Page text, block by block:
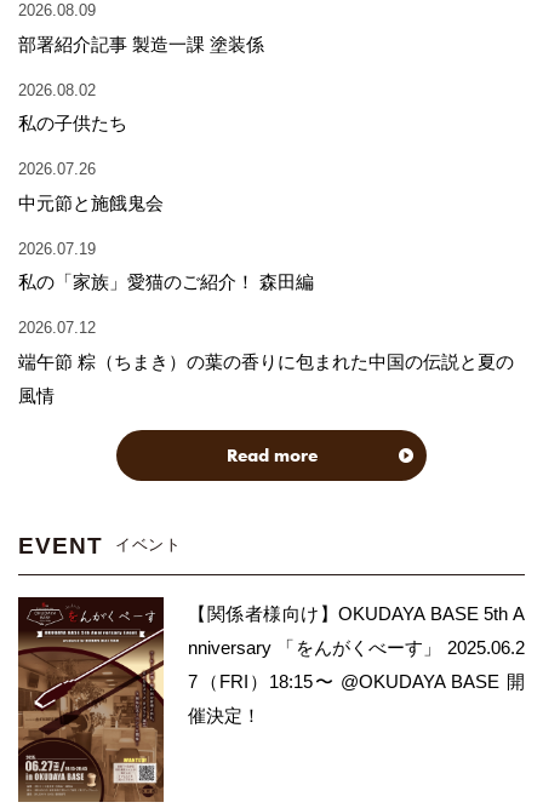
2026.08.09
部署紹介記事 製造一課 塗装係
2026.08.02
私の子供たち
2026.07.26
中元節と施餓鬼会
2026.07.19
私の「家族」愛猫のご紹介！ 森田編
2026.07.12
端午節 粽（ちまき）の葉の香りに包まれた中国の伝説と夏の
風情
Read more
EVENT イベント
【関係者様向け】OKUDAYA BASE 5th A
nniversary 「をんがくべーす」 2025.06.2
7（FRI）18:15〜 @OKUDAYA BASE 開
催決定！